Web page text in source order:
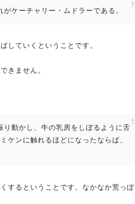
ケーチャリー・ムドラーである。
していくということです。
きません。
動かし、牛の乳房をしぼるように舌
ケンに触れるほどになったならば、
するということです。なかなか荒っぽ